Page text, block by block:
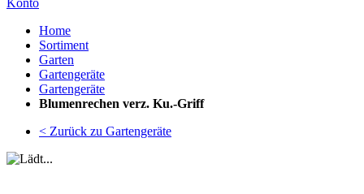
Konto
Home
Sortiment
Garten
Gartengeräte
Gartengeräte
Blumenrechen verz. Ku.-Griff
< Zurück zu Gartengeräte